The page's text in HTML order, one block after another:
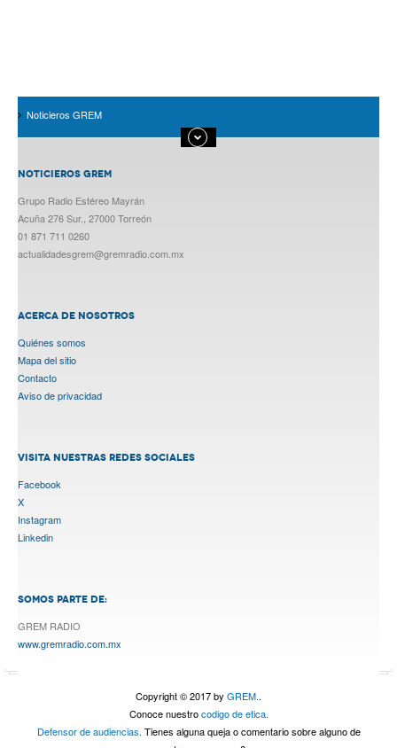
Noticieros GREM
NOTICIEROS GREM
Grupo Radio Estéreo Mayrán
Acuña 276 Sur., 27000 Torreón
01 871 711 0260
actualidadesgrem@gremradio.com.mx
ACERCA DE NOSOTROS
Quiénes somos
Mapa del sitio
Contacto
Aviso de privacidad
VISITA NUESTRAS REDES SOCIALES
Facebook
X
Instagram
Linkedin
SOMOS PARTE DE:
GREM RADIO
www.gremradio.com.mx
Copyright © 2017 by GREM..
Conoce nuestrocodigo de etica.
Defensor de audiencias. Tienes alguna queja o comentario sobre alguno de